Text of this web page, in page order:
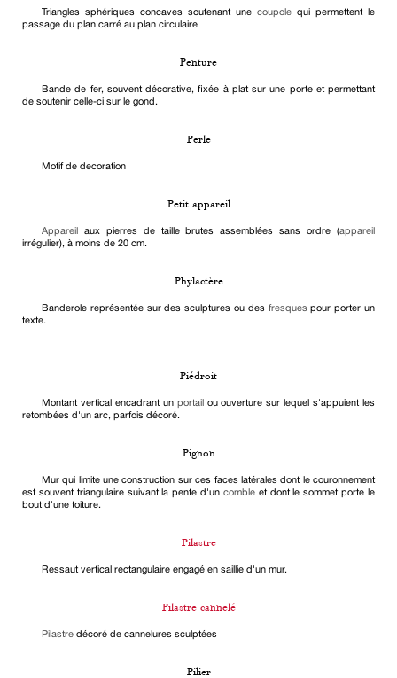
Triangles sphériques concaves soutenant une coupole qui permettent le
passage du plan carré au plan circulaire
Penture
Bande de fer, souvent décorative, fixée à plat sur une porte et permettant
de soutenir celle-ci sur le gond.
Perle
Motif de decoration
Petit appareil
Appareil aux pierres de taille brutes assemblées sans ordre (appareil
irrégulier), à moins de 20 cm.
Phylactère
Banderole représentée sur des sculptures ou des fresques pour porter un
texte.
Piédroit
Montant vertical encadrant un portailou ouverture sur lequel s'appuient les
retombées d'un arc, parfois décoré.
Pignon
Mur qui limite une construction sur ces faces latérales dont le couronnement
est souvent triangulaire suivant la pente d'un combleet dont le sommet porte le
bout d'une toiture.
Pilastre
Ressaut vertical rectangulaire engagé en saillie d'un mur.
Pilastre cannelé
Pilastre décoré de cannelures sculptées
Pilier